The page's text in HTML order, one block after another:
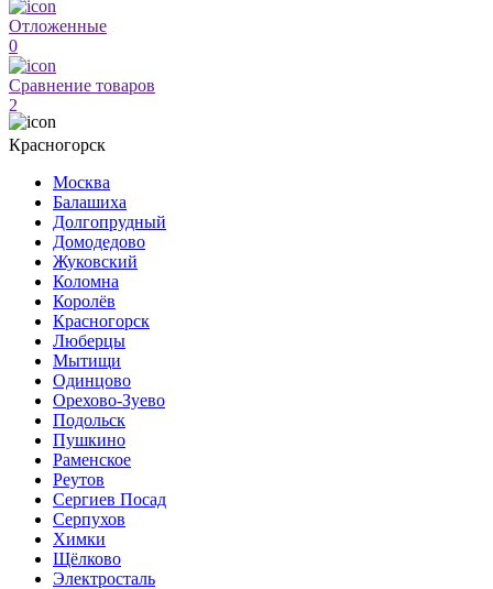
Отложенные
0
Сравнение товаров
2
Красногорск
Москва
Балашиха
Долгопрудный
Домодедово
Жуковский
Коломна
Королёв
Красногорск
Люберцы
Мытищи
Одинцово
Орехово-Зуево
Подольск
Пушкино
Раменское
Реутов
Сергиев Посад
Серпухов
Химки
Щёлково
Электросталь